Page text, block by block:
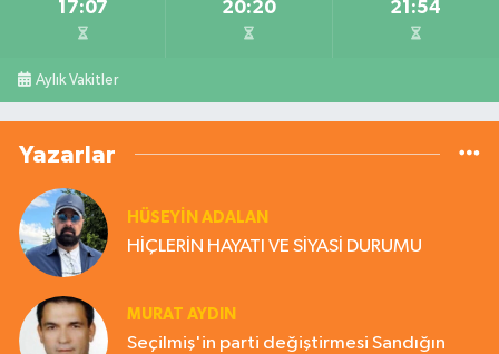
17:07 20:20 21:54
Aylık Vakitler
Yazarlar
HÜSEYIN ADALAN
HİÇLERİN HAYATI VE SİYASİ DURUMU
MURAT AYDIN
Seçilmiş'in parti değiştirmesi Sandığın